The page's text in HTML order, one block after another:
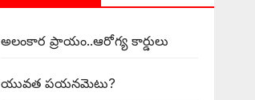
అలంకార ప్రాయం..ఆరోగ్య కార్డులు
యువత పయనమెటు?